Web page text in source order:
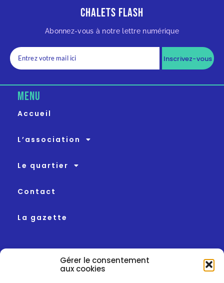
Gérer le consentement
aux cookies
Chalets Flash
Abonnez-vous à notre lettre numérique
Inscrivez-vous
MENU
Accueil
L’association
Le quartier
Contact
La gazette
Maison de quartier